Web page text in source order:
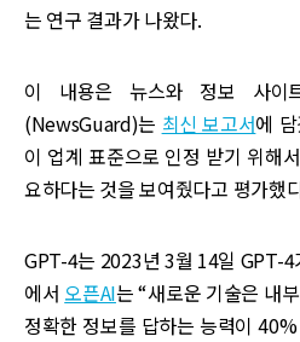
는 연구 결과가 나왔다.
이 내용은 뉴스와 정보 사이
(NewsGuard)는 최신 보고서에
이 업계 표준으로 인정 받기 위해
요하다는 것을 보여줬다고 평가했
GPT-4는 2023년 3월 14일 GPT-4
에서 오픈AI는 “새로운 기술은 내
정확한 정보를 답하는 능력이